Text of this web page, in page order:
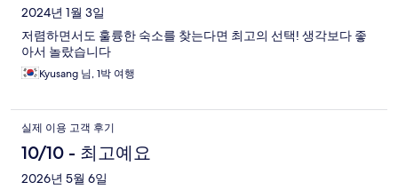
후
기
2024년 1월 3일
저렴하면서도 훌륭한 숙소를 찾는다면 최고의 선택! 생각보다 좋
아서 놀랐습니다
Kyusang 님, 1박 여행
실제 이용 고객 후기
10/10 - 최고예요
2026년 5월 6일